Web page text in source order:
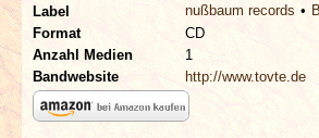
LINKS
ARCHIV
Label
nußbaum records
Format
CD
Anzahl Medien
1
Bandwebsite
http://www.tovte.de